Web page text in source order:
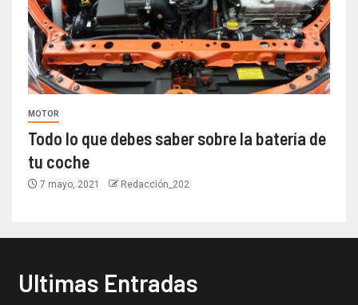
MOTOR
Todo lo que debes saber sobre la batería de
tu coche
7 mayo, 2021 Redacción_202
Ultimas Entradas